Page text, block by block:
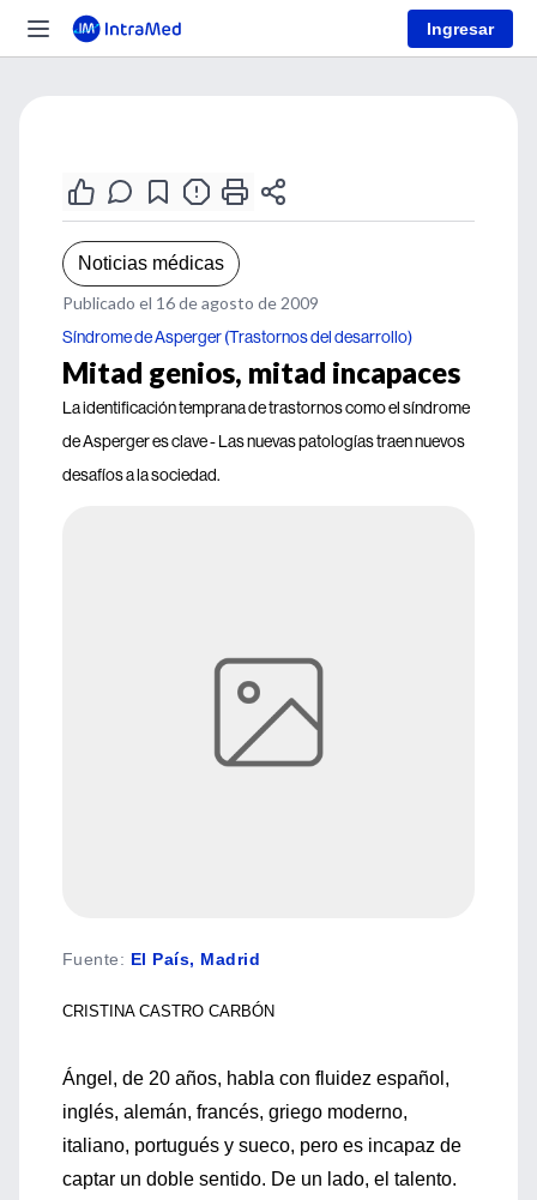
Ingresar
Noticias médicas
Publicado el 16 de agosto de 2009
Síndrome de Asperger (Trastornos del desarrollo)
Mitad genios, mitad incapaces
La identificación temprana de trastornos como el síndrome
de Asperger es clave - Las nuevas patologías traen nuevos
desafíos a la sociedad.
Fuente: El País, Madrid
CRISTINA CASTRO CARBÓN
Ángel, de 20 años, habla con fluidez español,
inglés, alemán, francés, griego moderno,
italiano, portugués y sueco, pero es incapaz de
captar un doble sentido. De un lado, el talento.